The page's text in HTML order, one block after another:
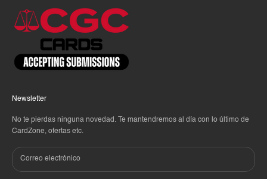
Newsletter
No te pierdas ninguna novedad. Te mantendremos al día con lo último de
CardZone, ofertas etc.